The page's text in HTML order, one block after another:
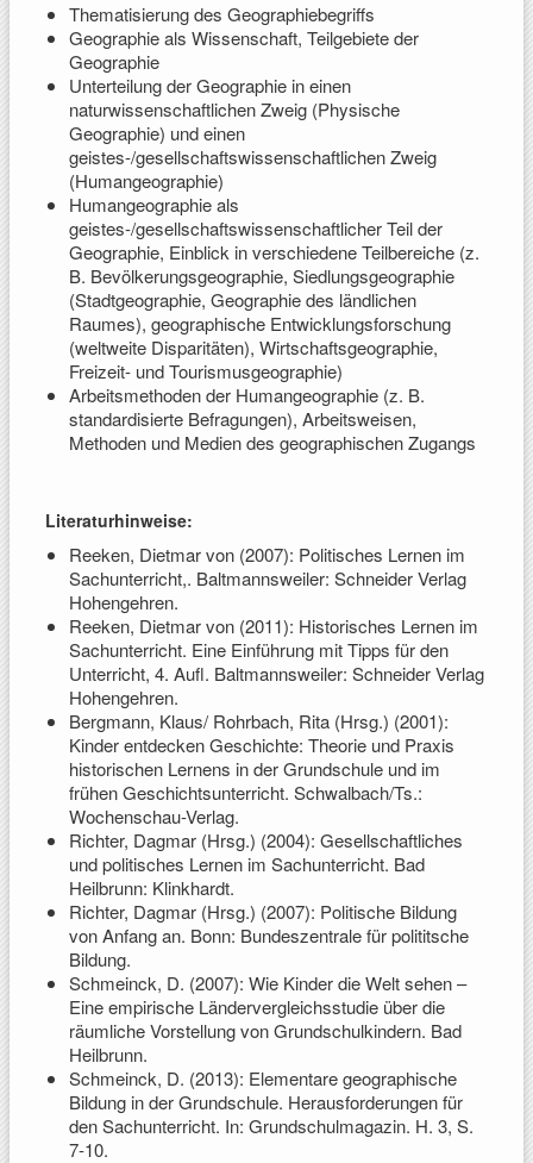
Thematisierung des Geographiebegriffs
Geographie als Wissenschaft, Teilgebiete der
Geographie
Unterteilung der Geographie in einen
naturwissenschaftlichen Zweig (Physische
Geographie) und einen
geistes-/gesellschaftswissenschaftlichen Zweig
(Humangeographie)
Humangeographie als
geistes-/gesellschaftswissenschaftlicher Teil der
Geographie, Einblick in verschiedene Teilbereiche (z.
B. Bevölkerungsgeographie, Siedlungsgeographie
(Stadtgeographie, Geographie des ländlichen
Raumes), geographische Entwicklungsforschung
(weltweite Disparitäten), Wirtschaftsgeographie,
Freizeit- und Tourismusgeographie)
Arbeitsmethoden der Humangeographie (z. B.
standardisierte Befragungen), Arbeitsweisen,
Methoden und Medien des geographischen Zugangs
Literaturhinweise:
Reeken, Dietmar von (2007): Politisches Lernen im
Sachunterricht,. Baltmannsweiler: Schneider Verlag
Hohengehren.
Reeken, Dietmar von (2011): Historisches Lernen im
Sachunterricht. Eine Einführung mit Tipps für den
Unterricht, 4. Aufl. Baltmannsweiler: Schneider Verlag
Hohengehren.
Bergmann, Klaus/ Rohrbach, Rita (Hrsg.) (2001):
Kinder entdecken Geschichte: Theorie und Praxis
historischen Lernens in der Grundschule und im
frühen Geschichtsunterricht. Schwalbach/Ts.:
Wochenschau-Verlag.
Richter, Dagmar (Hrsg.) (2004): Gesellschaftliches
und politisches Lernen im Sachunterricht. Bad
Heilbrunn: Klinkhardt.
Richter, Dagmar (Hrsg.) (2007): Politische Bildung
von Anfang an. Bonn: Bundeszentrale für polititsche
Bildung.
Schmeinck, D. (2007): Wie Kinder die Welt sehen –
Eine empirische Ländervergleichsstudie über die
räumliche Vorstellung von Grundschulkindern. Bad
Heilbrunn.
Schmeinck, D. (2013): Elementare geographische
Bildung in der Grundschule. Herausforderungen für
den Sachunterricht. In: Grundschulmagazin. H. 3, S.
7-10.